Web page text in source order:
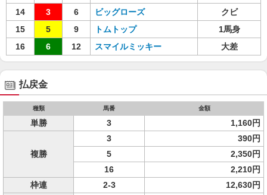
14
3 6 ビッグローズ
クビ
15
5 9 トムトップ
1馬身
16
6 12 スマイルミッキー 大差
払戻金
種類 馬番 金額
単勝 3 1,160円
複勝
3
390円
5
2,350円
16
2,210円
枠連
2-3
12,630円